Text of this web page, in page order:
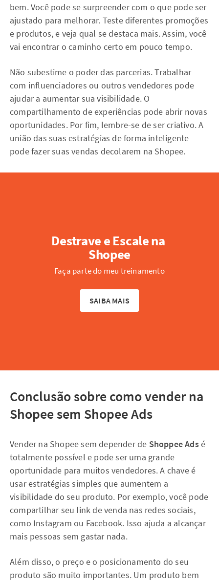
bem. Você pode se surpreender com o que pode ser
ajustado para melhorar. Teste diferentes promoções
e produtos, e veja qual se destaca mais. Assim, você
vai encontrar o caminho certo em pouco tempo.
Não subestime o poder das parcerias. Trabalhar
com influenciadores ou outros vendedores pode
ajudar a aumentar sua visibilidade. O
compartilhamento de experiências pode abrir novas
oportunidades. Por fim, lembre-se de ser criativo. A
união das suas estratégias de forma inteligente
pode fazer suas vendas decolarem na Shopee.
Destrave e Escale na
Shopee
Faça parte do meu treinamento
SAIBA MAIS
Conclusão sobre como vender na
Shopee sem Shopee Ads
Vender na Shopee sem depender de Shoppee Adsé
totalmente possível e pode ser uma grande
oportunidade para muitos vendedores. A chave é
usar estratégias simples que aumentem a
visibilidade do seu produto. Por exemplo, você pode
compartilhar seu link de venda nas redes sociais,
como Instagram ou Facebook. Isso ajuda a alcançar
mais pessoas sem gastar nada.
Além disso, o preço e o posicionamento do seu
produto são muito importantes. Um produto bem